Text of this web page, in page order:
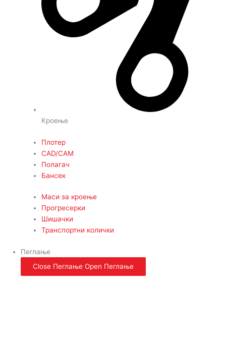
Кроење
Плотер
CAD/CAM
Полагач
Бансек
Маси за кроење
Прогресерки
Шишачки
Транспортни колички
Пеглање
Close Пеглање Open Пеглање